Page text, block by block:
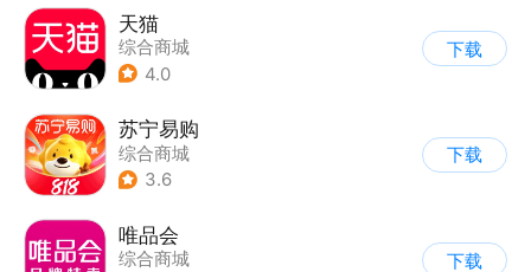
天猫
综合商城
4.0
下载
苏宁易购
综合商城
3.6
下载
唯品会
综合商城
下载